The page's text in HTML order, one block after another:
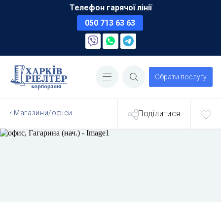
Телефон гарячої лінії
050 713 63 63
Обрати послугу
Магазини/офіси Поділитися